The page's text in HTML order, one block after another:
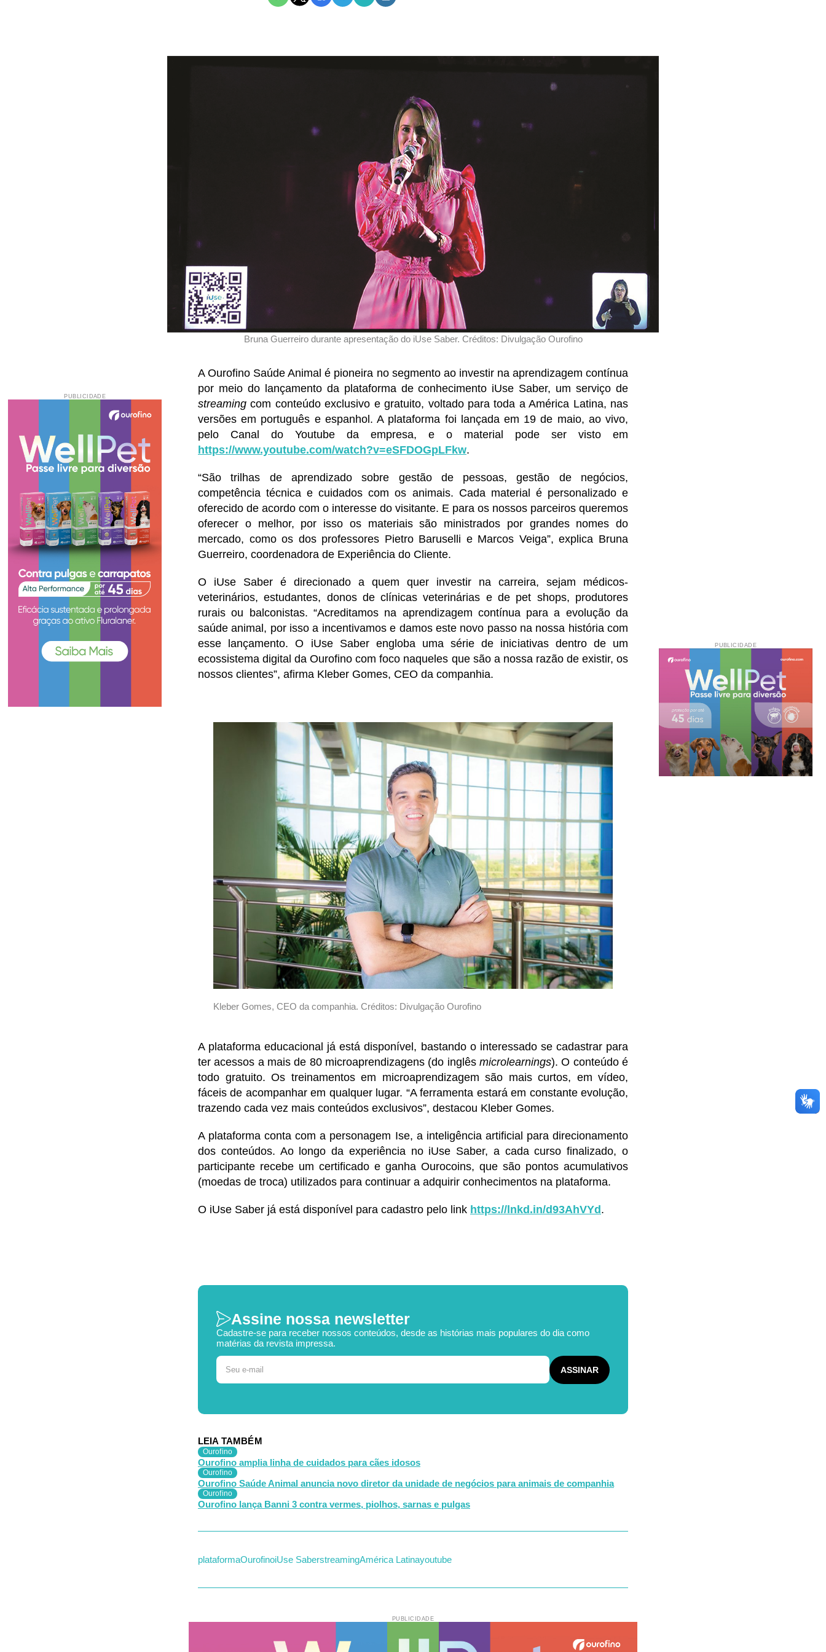
Bruna Guerreiro durante apresentação do iUse Saber. Créditos: Divulgação Ourofino
A Ourofino Saúde Animal é pioneira no segmento ao investir na aprendizagem contínua
por meio do lançamento da plataforma de conhecimento iUse Saber, um serviço de
streaming com conteúdo exclusivo e gratuito, voltado para toda a América Latina, nas
versões em português e espanhol. A plataforma foi lançada em 19 de maio, ao vivo,
pelo Canal do Youtube da empresa, e o material pode ser visto em
https://www.youtube.com/watch?v=eSFDOGpLFkw.
“São trilhas de aprendizado sobre gestão de pessoas, gestão de negócios,
competência técnica e cuidados com os animais. Cada material é personalizado e
oferecido de acordo com o interesse do visitante. E para os nossos parceiros queremos
oferecer o melhor, por isso os materiais são ministrados por grandes nomes do
mercado, como os dos professores Pietro Baruselli e Marcos Veiga”, explica Bruna
Guerreiro, coordenadora de Experiência do Cliente.
PUBLICIDADE
O iUse Saber é direcionado a quem quer investir na carreira, sejam médicos-
veterinários, estudantes, donos de clínicas veterinárias e de pet shops, produtores
rurais ou balconistas. “Acreditamos na aprendizagem contínua para a evolução da
saúde animal, por isso a incentivamos e damos este novo passo na nossa história com
esse lançamento. O iUse Saber engloba uma série de iniciativas dentro de um
ecossistema digital da Ourofino com foco naqueles que são a nossa razão de existir, os
nossos clientes”, afirma Kleber Gomes, CEO da companhia.
Kleber Gomes, CEO da companhia. Créditos: Divulgação Ourofino
PUBLICIDADE
A plataforma educacional já está disponível, bastando o interessado se cadastrar para
ter acessos a mais de 80 microaprendizagens (do inglês microlearnings). O conteúdo é
todo gratuito. Os treinamentos em microaprendizagem são mais curtos, em vídeo,
fáceis de acompanhar em qualquer lugar. “A ferramenta estará em constante evolução,
trazendo cada vez mais conteúdos exclusivos”, destacou Kleber Gomes.
A plataforma conta com a personagem Ise, a inteligência artificial para direcionamento
dos conteúdos. Ao longo da experiência no iUse Saber, a cada curso finalizado, o
participante recebe um certificado e ganha Ourocoins, que são pontos acumulativos
(moedas de troca) utilizados para continuar a adquirir conhecimentos na plataforma.
O iUse Saber já está disponível para cadastro pelo link https://lnkd.in/d93AhVYd.
Assine nossa newsletter
Cadastre-se para receber nossos conteúdos, desde as histórias mais populares do dia como
matérias da revista impressa.
LEIA TAMBÉM
Ourofino
Ourofino amplia linha de cuidados para cães idosos
Ourofino
Ourofino Saúde Animal anuncia novo diretor da unidade de negócios para animais de companhia
Ourofino
Ourofino lança Banni 3 contra vermes, piolhos, sarnas e pulgas
plataformaOurofinoiUse SaberstreamingAmérica Latinayoutube
PUBLICIDADE